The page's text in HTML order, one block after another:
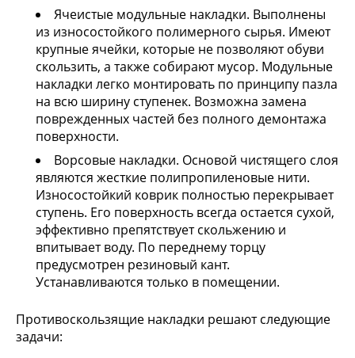
Ячеистые модульные накладки. Выполнены
из износостойкого полимерного сырья. Имеют
крупные ячейки, которые не позволяют обуви
скользить, а также собирают мусор. Модульные
накладки легко монтировать по принципу пазла
на всю ширину ступенек. Возможна замена
поврежденных частей без полного демонтажа
поверхности.
Ворсовые накладки. Основой чистящего слоя
являются жесткие полипропиленовые нити.
Износостойкий коврик полностью перекрывает
ступень. Его поверхность всегда остается сухой,
эффективно препятствует скольжению и
впитывает воду. По переднему торцу
предусмотрен резиновый кант.
Устанавливаются только в помещении.
Противоскользящие накладки решают следующие
задачи: